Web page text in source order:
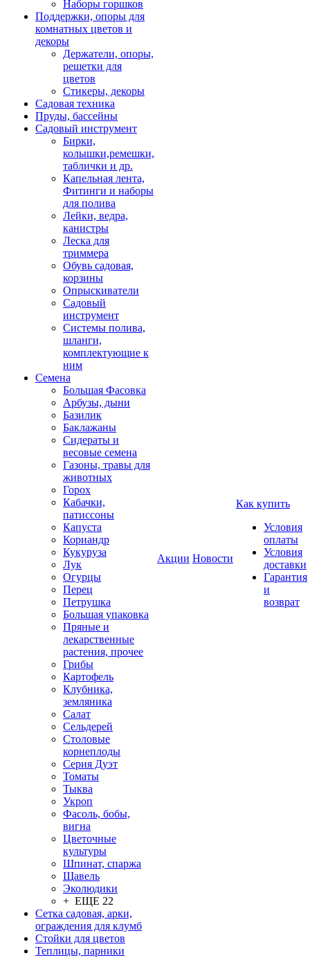
Наборы горшков
Поддержки, опоры для
комнатных цветов и
декоры
Держатели, опоры,
решетки для
цветов
Стикеры, декоры
Садовая техника
Пруды, бассейны
Садовый инструмент
Бирки,
колышки,ремешки,
таблички и др.
Капельная лента,
Фитинги и наборы
для полива
Лейки, ведра,
канистры
Леска для
триммера
Обувь садовая,
корзины
Опрыскиватели
Садовый
инструмент
Системы полива,
шланги,
комплектующие к
ним
Семена
Большая Фасовка
Арбузы, дыни
Базилик
Баклажаны
Сидераты и
весовые семена
Газоны, травы для
животных
Горох
Кабачки,
патиссоны
Капуста
Кориандр
Кукуруза
Лук
Огурцы
Перец
Петрушка
Большая упаковка
Пряные и
лекарственные
растения, прочее
Грибы
Картофель
Клубника,
земляника
Салат
Сельдерей
Столовые
корнеплоды
Серия Дуэт
Томаты
Тыква
Укроп
Фасоль, бобы,
вигна
Цветочные
культуры
Шпинат, спаржа
Щавель
Эколюдики
+ ЕЩЕ 22
Сетка садовая, арки,
ограждения для клумб
Стойки для цветов
Теплицы, парники
Акции Новости
Как купить
Условия
оплаты
Условия
доставки
Гарантия
и
возврат